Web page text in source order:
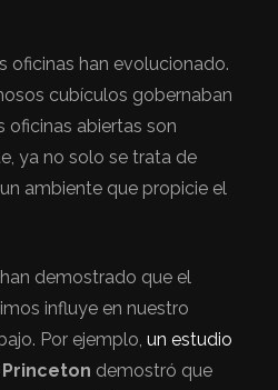
oficinas han evolucionado.
cubículos gobernaban
oficinas abiertas son
ya no solo se trata de
ambiente que propicie el
demostrado que el
influye en nuestro
Por ejemplo, un estudio
demostró que